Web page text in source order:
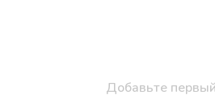
Добавьте